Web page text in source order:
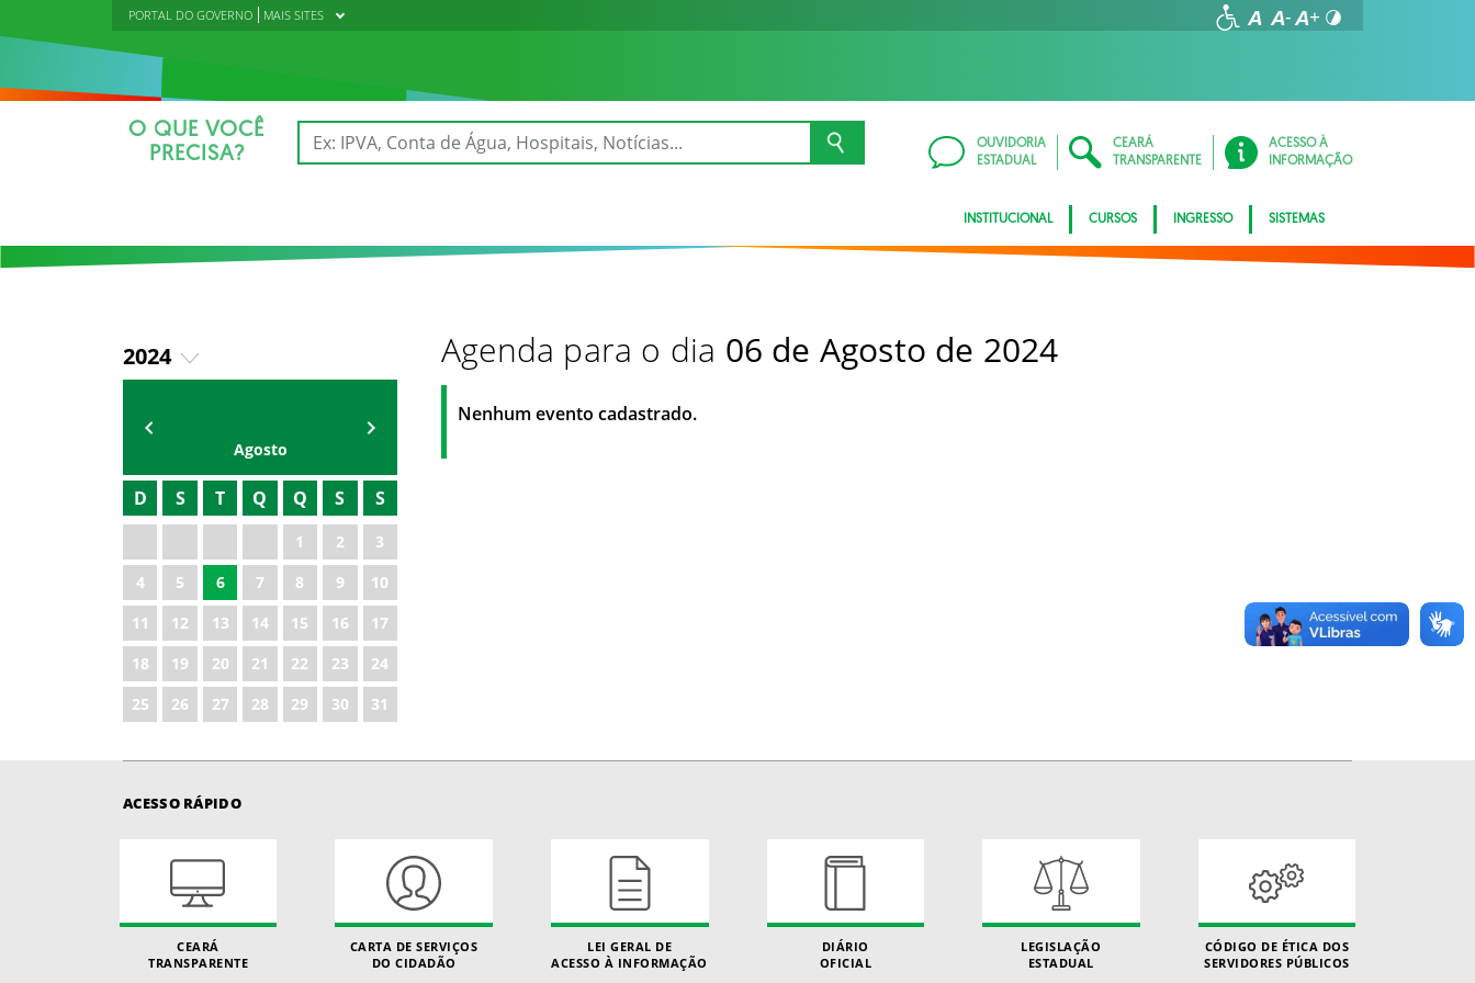
PORTAL DO GOVERNO MAIS SITES
O QUE VOCÊ
PRECISA?
OUVIDORIA
ESTADUAL
CEARÁ
TRANSPARENTE
ACESSO À
INFORMAÇÃO
INSTITUCIONAL CURSOS INGRESSO SISTEMAS
2024
2021
2022
2023
2025
2026
Agosto
D S T Q Q S S
1 2
3
4
5 6 7 8 9
10
11
12 13 14 15 16
17
18
19 20 21 22 23
24
25
26 27 28 29 30 31
Agenda para o dia 06 de Agosto de 2024
Nenhum evento cadastrado.
ACESSO RÁPIDO
CEARÁ
TRANSPARENTE
CARTA DE SERVIÇOS
DO CIDADÃO
LEI GERAL DE
ACESSO À INFORMAÇÃO
DIÁRIO
OFICIAL
LEGISLAÇÃO
ESTADUAL
CÓDIGO DE ÉTICA DOS
SERVIDORES PÚBLICOS